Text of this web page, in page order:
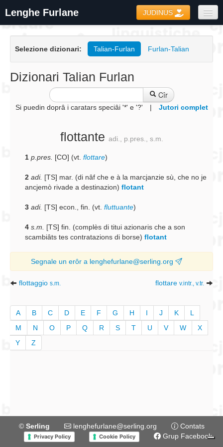
Lenghe Furlane JUDINUS
Formari
Coretôr Ortografic
Informazions
Selezione dizionari: Talian-Furlan Furlan-Talian
Dizionari Talian Furlan
Cîr
Si puedin doprâ i caratars speciâi '*' e '?' | Jutori complet
flottante adi., p.pres., s.m.
1 p.pres. [CO] (vt. flottare)
2 adi. [TS] mar. (di nâf che e à la marcjanzie sù, che no je
ancjemò rivade a destinazion) flotant
3 adi. [TS] econ., fin. (vt. fluttuante)
4 s.m.
[TS] fin. (complès di titui azionaris che a son
scambiâts tes contratazions di borse) flotant
Segnale un erôr a lenghefurlane@serling.org
flottaggio s.m. flottare v.intr., v.tr.
A B C D E F G H I J K
L
M
N O P Q R S T U V W
X
Y
Z
© Serling lenghefurlane@serling.org Contats
Privacy Policy Cookie Policy Grup Facebook